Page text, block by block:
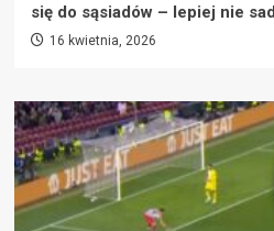
się do sąsiadów – lepiej nie
16 kwietnia, 2026